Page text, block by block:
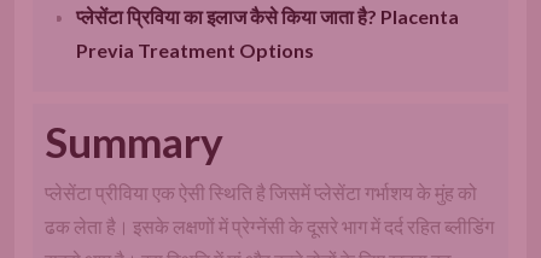
प्लेसेंटा प्रिविया का इलाज कैसे किया जाता है? Placenta
Previa Treatment Options
Summary
प्लेसेंटा प्रीविया एक ऐसी स्थिति है जिसमें प्लेसेंटा गर्भाशय के मुंह को
ढक लेता है। इसके लक्षणों में प्रेग्नेंसी के दूसरे भाग में दर्द रहित ब्लीडिंग